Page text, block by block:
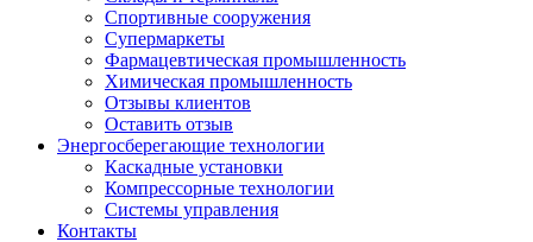
Спортивные сооружения
Супермаркеты
Фармацевтическая промышленность
Химическая промышленность
Отзывы клиентов
Оставить отзыв
Энергосберегающие технологии
Каскадные установки
Компрессорные технологии
Системы управления
Контакты